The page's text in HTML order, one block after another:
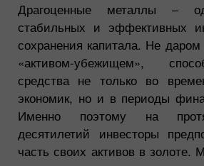
Драгоценные металлы –
стабильных и эффективных
сохранения капитала. Не
«активом-убежищем»,
средства не только во
экономик, но и в периоды
Именно поэтому на
десятилетий инвесторы
часть своих активов в золоте.